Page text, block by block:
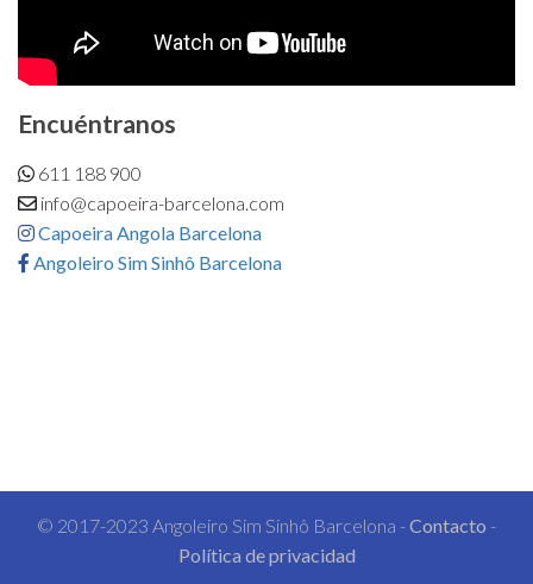
Encuéntranos
611 188 900
info@capoeira-barcelona.com
Capoeira Angola Barcelona
Angoleiro Sim Sinhô Barcelona
© 2017-2023 Angoleiro Sim Sinhô Barcelona -Contacto -
Política de privacidad